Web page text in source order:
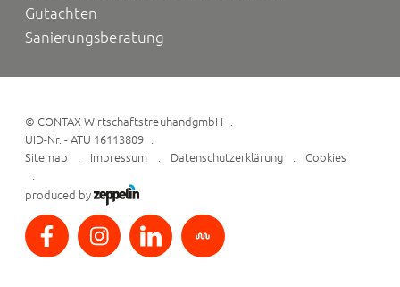
Gutachten
Sanierungsberatung
©CONTAX WirtschaftstreuhandgmbH
UID-Nr. - ATU 16113809
Sitemap
Impressum Datenschutzerklärung Cookies
produced by